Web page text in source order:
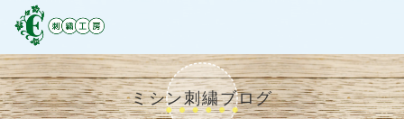
ミシン刺繍ブログ